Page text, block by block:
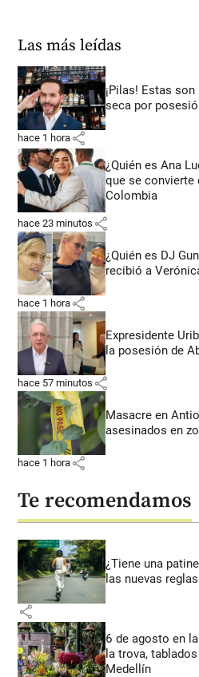
Las más leídas
¡Pilas! Estas
seca por
hace 1 hora share
¿Quién es Ana
que se convierte
Colombia
hace 23 minutos share
¿Quién es DJ
recibió a
hace 1 hora share
Expresidente
la posesión de
hace 57 minutos share
Masacre en
asesinados en
hace 1 hora share
Te recomendamos
¿Tiene una
las nuevas
share
6 de agosto en
la trova,
Medellín